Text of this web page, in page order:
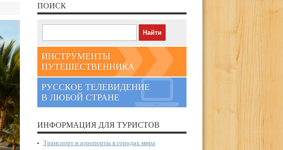
ПОИСК
ИНСТРУМЕНТЫ
ПУТЕШЕСТВЕННИКА
РУССКОЕ ТЕЛЕВИДЕНИЕ
В ЛЮБОЙ СТРАНЕ
ИНФОРМАЦИЯ ДЛЯ ТУРИСТОВ
Транспорт и аэропорты в городах мира